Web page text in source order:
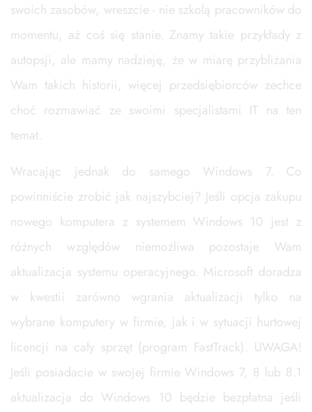
swoich zasobów, wreszcie - nie szkolą pracowników do
momentu, aż coś się stanie. Znamy takie przykłady z
autopsji, ale mamy nadzieję, że w miarę przybliżania
Wam takich historii, więcej przedsiębiorców zechce
choć rozmawiać ze swoimi specjalistami IT na ten
temat.
Wracając jednak do samego Windows 7. Co
powinniście zrobić jak najszybciej? Jeśli opcja zakupu
nowego komputera z systemem Windows 10 jest z
różnych względów niemożliwa pozostaje Wam
aktualizacja systemu operacyjnego. Microsoft doradza
w kwestii zarówno wgrania aktualizacji tylko na
wybrane komputery w firmie, jak i w sytuacji hurtowej
licencji na cały sprzęt (program FastTrack). UWAGA!
Jeśli posiadacie w swojej firmie Windows 7, 8 lub 8.1
aktualizacja do Windows 10 będzie bezpłatna jeśli